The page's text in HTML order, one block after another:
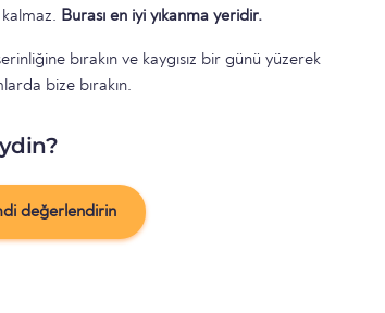
Burası en iyi yıkanma yeridir.
bırakın ve kaygısız bir günü yüzerek
bize bırakın.
değerlendirin